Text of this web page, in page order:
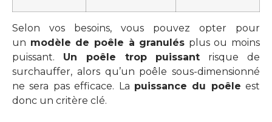
Selon vos besoins, vous pouvez opter pour
un modèle de poêle à granulés plus ou moins
puissant. Un poêle trop puissant risque de
surchauffer, alors qu’un poêle sous-dimensionné
ne sera pas efficace. La puissance du poêle est
donc un critère clé.